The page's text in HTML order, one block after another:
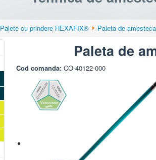
Palete cu prindere HEXAFIX®
Paleta de
Paleta de
Cod comanda:CO-40122-000